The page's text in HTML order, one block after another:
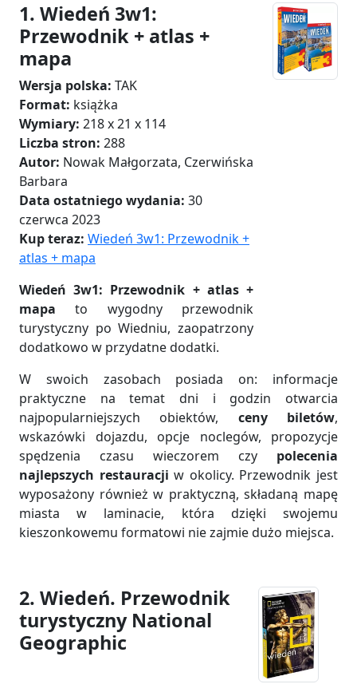
1. Wiedeń 3w1:
Przewodnik + atlas +
mapa
Wersja polska: TAK
Format: książka
Wymiary: 218 x 21 x 114
Liczba stron: 288
Autor: Nowak Małgorzata, Czerwińska
Barbara
Data ostatniego wydania: 30
czerwca 2023
Kup teraz: Wiedeń 3w1: Przewodnik +
atlas + mapa
Wiedeń 3w1: Przewodnik + atlas +
mapa to wygodny przewodnik
turystyczny po Wiedniu, zaopatrzony
dodatkowo w przydatne dodatki.
W swoich zasobach posiada on: informacje
praktyczne na temat dni i godzin otwarcia
najpopularniejszych obiektów, ceny biletów,
wskazówki dojazdu, opcje noclegów, propozycje
spędzenia czasu wieczorem czy polecenia
najlepszych restauracjiw okolicy. Przewodnik jest
wyposażony również w praktyczną, składaną mapę
miasta w laminacie, która dzięki swojemu
kieszonkowemu formatowi nie zajmie dużo miejsca.
2. Wiedeń. Przewodnik
turystyczny National
Geographic